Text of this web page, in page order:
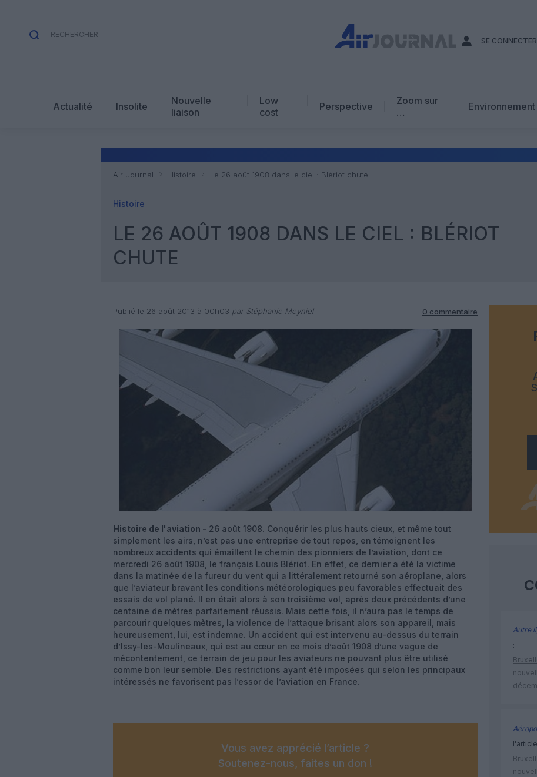
SE CONNECTER
Actualité Insolite
Nouvelle
liaison
Low
cost
Perspective
Zoom sur
…
Environnement
Air Journal Histoire Le 26 août 1908 dans le ciel : Blériot chute
Histoire
LE 26 AOÛT 1908 DANS LE CIEL : BLÉRIOT
CHUTE
Publié le 26 août 2013 à 00h03 par Stéphanie Meyniel 0 commentaire
Histoire de l'aviation - 26 août 1908. Conquérir les plus hauts cieux, et même tout
simplement les airs, n’est pas une entreprise de tout repos, en témoignent les
nombreux accidents qui émaillent le chemin des pionniers de l’aviation, dont ce
mercredi 26 août 1908, le français Louis Blériot. En effet, ce dernier a été la victime
dans la matinée de la fureur du vent qui a littéralement retourné son aéroplane, alors
que l’aviateur bravant les conditions météorologiques peu favorables effectuait des
essais de vol plané. Il en était alors à son troisième vol, après deux précédents d’une
centaine de mètres parfaitement réussis. Mais cette fois, il n’aura pas le temps de
parcourir quelques mètres, la violence de l’attaque brisant alors son appareil, mais
heureusement, lui, est indemne. Un accident qui est intervenu au-dessus du terrain
d’Issy-les-Moulineaux, qui est au cœur en ce mois d’août 1908 d’une vague de
mécontentement, ce terrain de jeu pour les aviateurs ne pouvant plus être utilisé
comme bon leur semble. Des restrictions ayant été imposées qui selon les principaux
intéressés ne favorisent pas l’essor de l’aviation en France.
Vous avez apprécié l’article ?
Soutenez-nous, faites un don !
Autre
: